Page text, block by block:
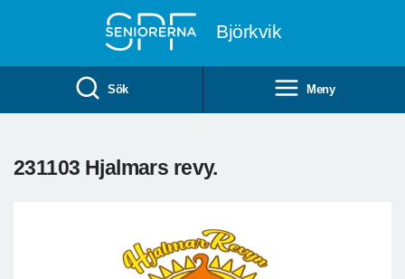
Björkvik
Sök Meny
231103 Hjalmars revy.